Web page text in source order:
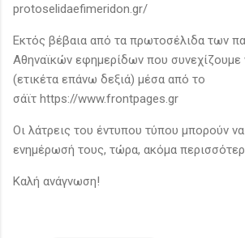
protoselidaefimeridon.gr/
Εκτός βέβαια από τα πρωτοσέλιδα των
Αθηναϊκών εφημερίδων που συνεχίζουμε
(ετικέτα επάνω δεξιά) μέσα από το
σάϊτ https://www.frontpages.gr
Οι λάτρεις του έντυπου τύπου μπορούν
ενημέρωσή τους, τώρα, ακόμα
Καλή ανάγνωση!